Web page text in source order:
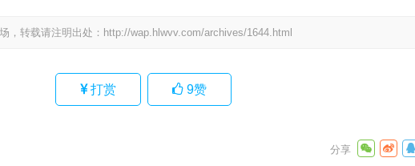
，转载请注明出处： http://wap.hlwvv.com/archives/1644.html
打赏 9赞